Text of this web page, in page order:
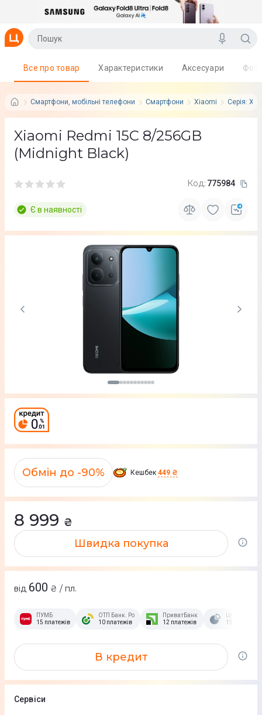
Смартфони, мобільні телефони Смартфони Xiaomi Серія:
Все про товар Характеристики Аксесуари
Xiaomi Redmi 15C 8/256GB
(Midnight Black)
Код: 775984
Є в наявності
Обмін до -90% Кешбек 449 ₴
8 999 ₴
Швидка покупка
від 600 ₴ / пл.
ПУМБ
15 платежів
ОТП Банк. Розстрочка Скибочка.
10 платежів
ПриватБанк
12 платежів
15 платежів
В кредит
Сервіси